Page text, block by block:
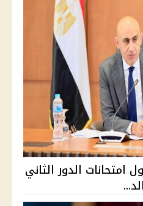
امتحانات الدور الثاني